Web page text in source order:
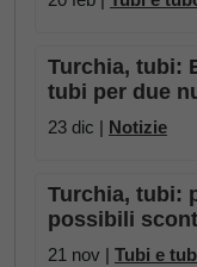
Turchia, tubi:
tubi per due
23 dic | Notizie
Turchia, tubi:
possibili
21 nov | Tubi e